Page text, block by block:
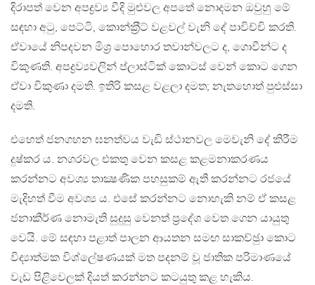
දිරාපත් වෙන අපද්‍රව්‍ය වීදි මුළුවල අපතේ නොදමන ඔවුහු මේ
සඳහා අටු, පෙට්ටි, කොන්ක‍්‍රීට් වළවල් වැනි දේ පාවිච්චි කරති.
ඒවායේ නිපදවන මිශ‍්‍ර පොහොර තවාන්වලට ද, ගොවීන්ට ද
විකුණති. අපද්‍රව්‍යවලින් ප්ලාස්ටික් කොටස් වෙන් කොට ගෙන
ඒවා විකුණා දමති. ඉතිරි කසළ වළලා දමත; නැතහොත් පුළුස්සා
දමති.
එහෙත් ජනගහන ඝනත්වය වැඩි ස්ථානවල මෙවැනි දේ කිරීම
දුෂ්කර ය. නගරවල එකතු වෙන කසළ කළමනාකරණය
කරන්නට අවශ්‍ය තාක්‍ෂණික පහසුකම් ඇති කරන්නට රජයේ
මැදිහත් වීම අවශ්‍ය ය. එසේ කරන්නට නොහැකි නම් ඒ කසළ
ජනාකීර්ණ නොමැති සුදුසු වෙනත් ප‍්‍රදේශ වෙත ගෙන යායුතු
වෙයි. මේ සඳහා පළාත් පාලන ආයතන සමඟ සාකච්ඡුා කොට
විද්‍යාත්මක විශ්ලේෂණයක් මත පදනම් වූ ජාතික පරිමාණයේ
වැඩ පිළිවෙලක් දියත් කරන්නට කටයුතු කළ හැකිය.